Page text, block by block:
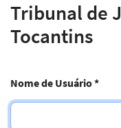
Tribunal de
Tocantins
Nome de Usuário*